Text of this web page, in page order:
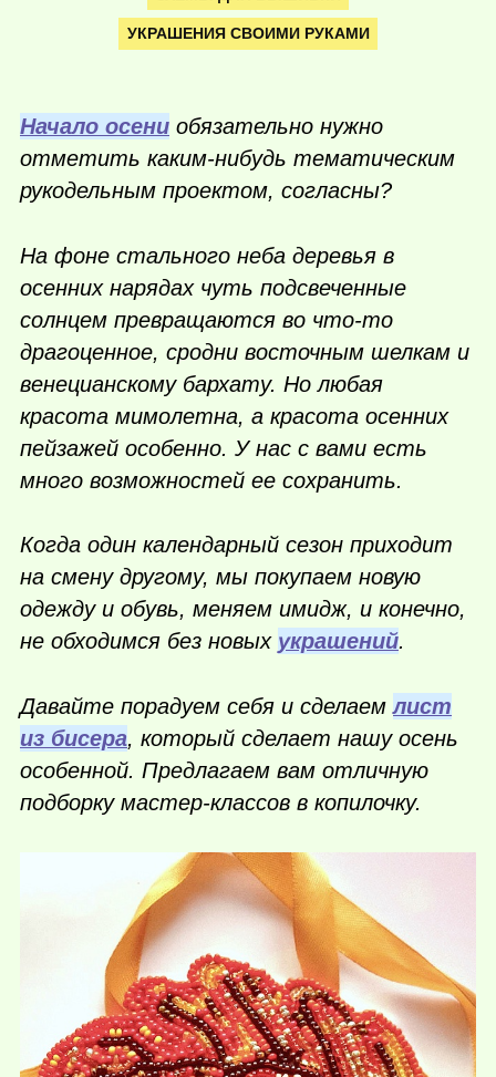
УКРАШЕНИЯ СВОИМИ РУКАМИ
Начало осени обязательно нужно
отметить каким-нибудь тематическим
рукодельным проектом, согласны?
На фоне стального неба деревья в
осенних нарядах чуть подсвеченные
солнцем превращаются во что-то
драгоценное, сродни восточным шелкам и
венецианскому бархату. Но любая
красота мимолетна, а красота осенних
пейзажей особенно. У нас с вами есть
много возможностей ее сохранить.
Когда один календарный сезон приходит
на смену другому, мы покупаем новую
одежду и обувь, меняем имидж, и конечно,
не обходимся без новых украшений.
Давайте порадуем себя и сделаемлист
из бисера, который сделает нашу осень
особенной. Предлагаем вам отличную
подборку мастер-классов в копилочку.